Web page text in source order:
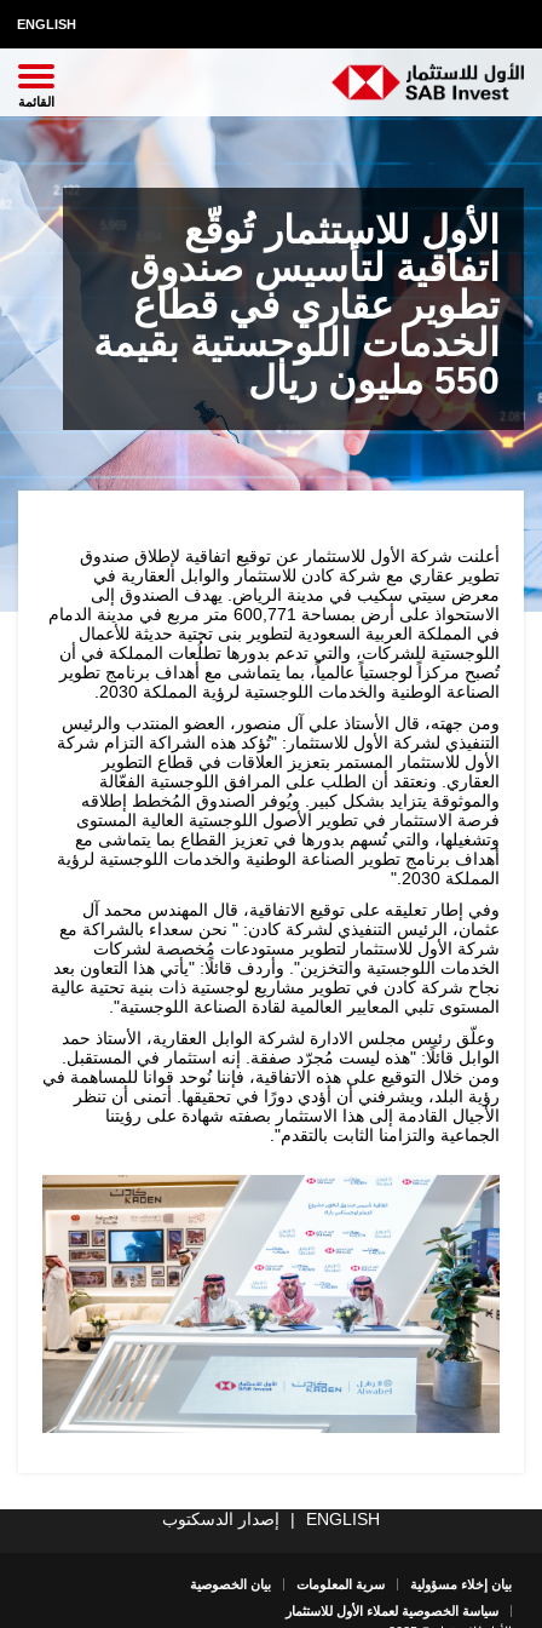
ENGLISH
الأول للاستثمار تُوقّع
اتفاقية لتأسيس صندوق
تطوير عقاري في قطاع
الخدمات اللوجستية بقيمة
550 مليون ريال
أعلنت شركة الأول للاستثمار عن توقيع اتفاقية لإطلاق صندوق
تطوير عقاري مع شركة كادن للاستثمار والوابل العقارية في
معرض سيتي سكيب في مدينة الرياض. يهدف الصندوق إلى
الاستحواذ على أرض بمساحة 600,771 متر مربع في مدينة الدمام
في المملكة العربية السعودية لتطوير بنى تحتية حديثة للأعمال
اللوجستية للشركات، والتي تدعم بدورها تطلُعات المملكة في أن
تُصبح مركزاً لوجستياً عالمياً، بما يتماشى مع أهداف برنامج تطوير
الصناعة الوطنية والخدمات اللوجستية لرؤية المملكة 2030.
ومن جهته، قال الأستاذ علي آل منصور، العضو المنتدب والرئيس
التنفيذي لشركة الأول للاستثمار: "تُؤكد هذه الشراكة التزام شركة
الأول للاستثمار المستمر بتعزيز العلاقات في قطاع التطوير
العقاري. ونعتقد أن الطلب على المرافق اللوجستية الفعّالة
والموثوقة يتزايد بشكل كبير. ويُوفر الصندوق المُخطط إطلاقه
فرصة الاستثمار في تطوير الأصول اللوجستية العالية المستوى
وتشغيلها، والتي تُسهم بدورها في تعزيز القطاع بما يتماشى مع
أهداف برنامج تطوير الصناعة الوطنية والخدمات اللوجستية لرؤية
المملكة 2030."
وفي إطار تعليقه على توقيع الاتفاقية، قال المهندس محمد آل
عثمان، الرئيس التنفيذي لشركة كادن: " نحن سعداء بالشراكة مع
شركة الأول للاستثمار لتطوير مستودعات مُخصصة لشركات
الخدمات اللوجستية والتخزين". وأردف قائلًا: "يأتي هذا التعاون بعد
نجاح شركة كادن في تطوير مشاريع لوجستية ذات بنية تحتية عالية
المستوى تلبي المعايير العالمية لقادة الصناعة اللوجستية".
وعلّق رئيس مجلس الادارة لشركة الوابل العقارية، الأستاذ حمد
الوابل قائلًا: "هذه ليست مُجرّد صفقة. إنه استثمار في المستقبل.
ومن خلال التوقيع على هذه الاتفاقية، فإننا نُوحد قوانا للمساهمة في
رؤية البلد، ويشرفني أن أؤدي دورًا في تحقيقها. أتمنى أن تنظر
الأجيال القادمة إلى هذا الاستثمار بصفته شهادة على رؤيتنا
الجماعية والتزامنا الثابت بالتقدم".
ENGLISH
| إصدار الدسكتوب
بيان إخلاء مسؤولية سرية المعلومات
بيان الخصوصية
سياسة الخصوصية لعملاء الأول للاستثمار